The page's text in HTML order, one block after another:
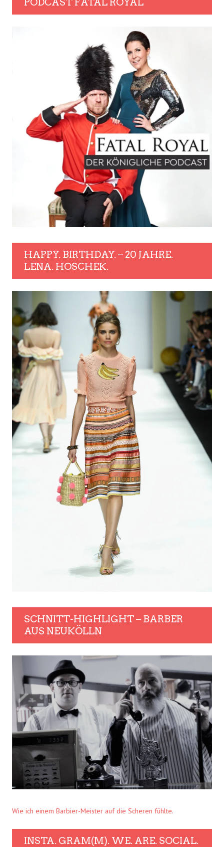
PODCAST FATAL ROYAL
HAPPY. BIRTHDAY. – 20 JAHRE.
LENA. HOSCHEK.
SCHNITT-HIGHLIGHT – BARBER
AUS NEUKÖLLN
Wie ich einem Barbier-Meister auf die Scheren fühlte.
INSTA. GRAM(M). WE. ARE. SOCIAL.